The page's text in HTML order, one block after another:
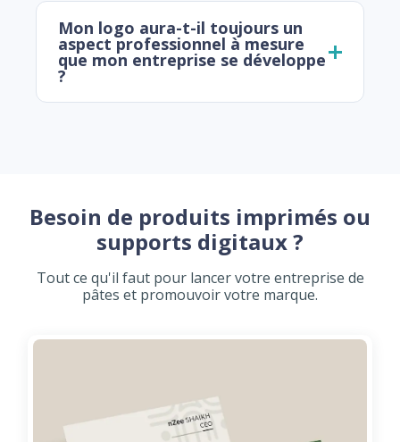
Mon logo aura-t-il toujours un
aspect professionnel à mesure
que mon entreprise se développe
?
Besoin de produits imprimés ou
supports digitaux ?
Tout ce qu'il faut pour lancer votre entreprise de
pâtes et promouvoir votre marque.